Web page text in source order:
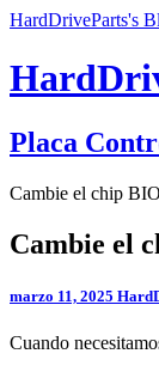
HardDriveParts's
Placa
Cambie el chip
Cambie el
marzo 11, 2025
Cuando